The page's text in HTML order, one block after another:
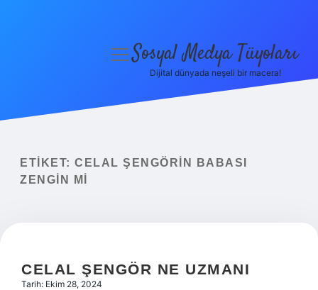
Yasal Uyarı
menüyüSosyal Medya Tüyoları
Dijital dünyada neşeli bir macera!
ETIKET: CELAL ŞENGÖRIN BABASI
ZENGIN MI
CELAL ŞENGÖR NE UZMANI
Tarih: Ekim 28, 2024